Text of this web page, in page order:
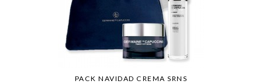
PACK NAVIDAD CREMA SRNS